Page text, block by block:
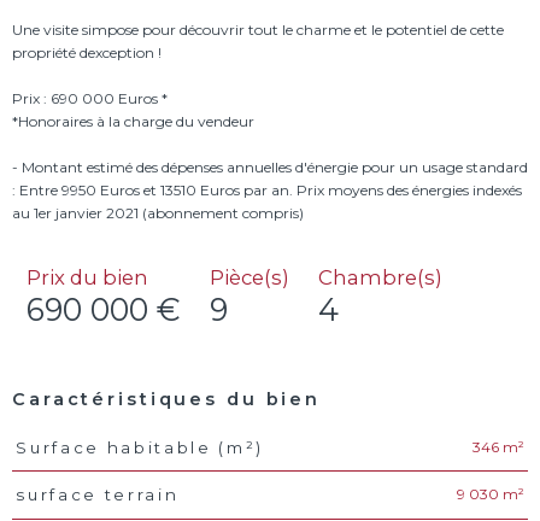
Une visite simpose pour découvrir tout le charme et le potentiel de cette
propriété dexception !
Prix : 690 000 Euros *
*Honoraires à la charge du vendeur
- Montant estimé des dépenses annuelles d'énergie pour un usage standard
: Entre 9950 Euros et 13510 Euros par an. Prix moyens des énergies indexés
Prix du bien
690 000 €
Pièce(s)
9
Chambre(s)
4
Caractéristiques du bien
Caractéristiques Valeurs
Surface habitable (m²) 346 m²
surface terrain 9 030 m²